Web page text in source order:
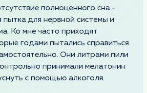
полноценного сна -
пытка для нервной системы и
Ко мне часто приходят
годами пытались справиться
Они литрами пили
принимали мелатонин
с помощью алкоголя.